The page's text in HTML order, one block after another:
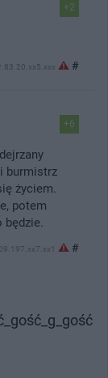
+2
83.20.xx5.xxx #
+6
burmistrz
życiem.
potem
będzie.
#